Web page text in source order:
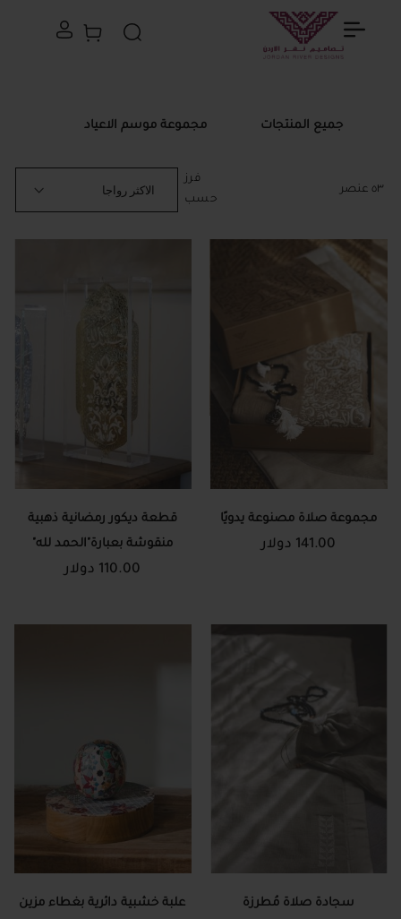
بحث سلة التسوق
جميع المنتجات مجموعة موسم الاعياد
٥٣ عنصر
فرز
حسب
مجموعة صلاة مصنوعة يدويًا
141.00 دولار
قطعة ديكور رمضانية ذهبية
منقوشة بعبارة"الحمد لله"
110.00 دولار
سجادة صلاة مُطرزة
علبة خشبية دائرية بغطاء مزين